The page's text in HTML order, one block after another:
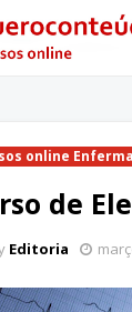
online
de
Editoria